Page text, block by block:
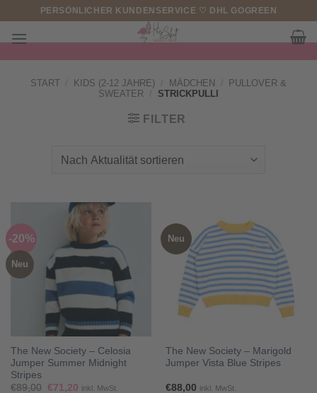
springen
PERSÖNLICHER KUNDENSERVICE ♡ DHL GOGREEN
START KIDS (2-12 JAHRE) MÄDCHEN
PULLOVER &
SWEATER
STRICKPULLI
FILTER
-20%
Neu
The New Society – Celosia
Jumper Summer Midnight
Stripes
€89,00 Ursprünglicher
€71,20Aktueller
inkl. MwSt.
Neu
The New Society – Marigold
Jumper Vista Blue Stripes
€88,00 inkl. MwSt.